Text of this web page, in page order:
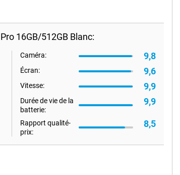
16GB/512GB Blanc:
Caméra: 9,8
Écran: 9,6
Vitesse: 9,9
Durée de vie de la
batterie:
9,9
Rapport qualité-
prix:
8,5